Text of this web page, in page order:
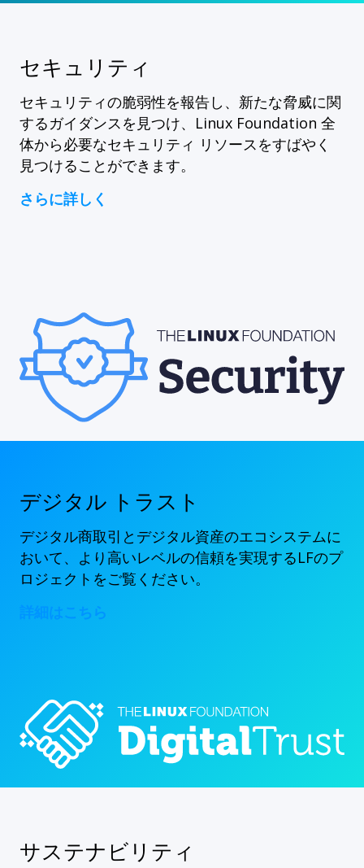
セキュリティ
セキュリティの脆弱性を報告し、新たな脅威に関
するガイダンスを見つけ、Linux Foundation 全
体から必要なセキュリティ リソースをすばやく
見つけることができます。
さらに詳しく
デジタル トラスト
デジタル商取引とデジタル資産のエコシステムに
おいて、より高いレベルの信頼を実現するLFのプ
ロジェクトをご覧ください。
詳細はこちら
サステナビリティ